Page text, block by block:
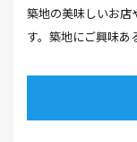
ギ
築地の美味しいお店
す。築地にご興味あ